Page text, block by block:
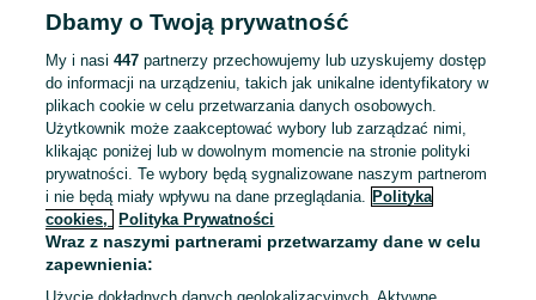
To ogłoszenie nie jest już dostępne
Dbamy o Twoją prywatność
My i nasi447 partnerzy przechowujemy lub uzyskujemy dostęp
do informacji na urządzeniu, takich jak unikalne identyfikatory w
plikach cookie w celu przetwarzania danych osobowych.
Użytkownik może zaakceptować wybory lub zarządzać nimi,
klikając poniżej lub w dowolnym momencie na stronie polityki
prywatności. Te wybory będą sygnalizowane naszym partnerom
i nie będą miały wpływu na dane przeglądania. Polityka
cookies,
Polityka Prywatności
Wraz z naszymi partnerami przetwarzamy dane w celu
zapewnienia: